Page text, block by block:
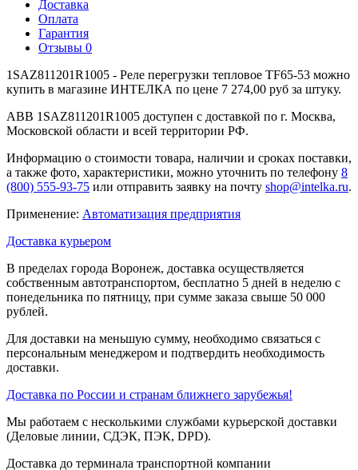
Доставка
Оплата
Гарантия
Отзывы 0
1SAZ811201R1005 - Реле перегрузки тепловое TF65-53 можно
купить в магазине ИНТЕЛКА по цене 7 274,00 руб за штуку.
ABB 1SAZ811201R1005 доступен с доставкой по г. Москва,
Московской области и всей территории РФ.
Информацию о стоимости товара, наличии и сроках поставки,
а также фото, характеристики, можно уточнить по телефону 8
(800) 555-93-75 или отправить заявку на почту shop@intelka.ru.
Применение: Автоматизация предприятия
Доставка курьером
В пределах города Воронеж, доставка осуществляется
собственным автотранспортом, бесплатно 5 дней в неделю с
понедельника по пятницу, при сумме заказа свыше 50 000
рублей.
Для доставки на меньшую сумму, необходимо связаться с
персональным менеджером и подтвердить необходимость
доставки.
Доставка по России и странам ближнего зарубежья!
Мы работаем с несколькими службами курьерской доставки
(Деловые линии, СДЭК, ПЭК, DPD).
Доставка до терминала транспортной компании